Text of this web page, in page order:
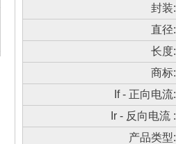
封装:
直径:
长度:
商标:
If - 正向电流:
Ir - 反向电流 :
产品类型: